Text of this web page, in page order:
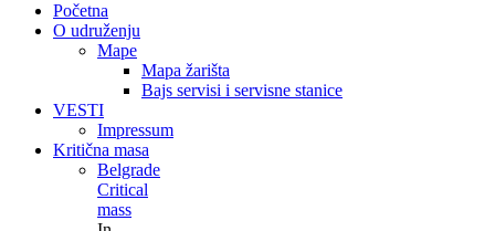
Početna
O udruženju
Mape
Mapa žarišta
Bajs servisi i servisne stanice
VESTI
Impressum
Kritična masa
Belgrade
Critical
mass